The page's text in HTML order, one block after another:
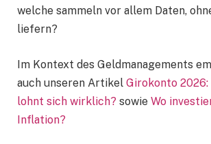
welche sammeln vor allem Daten,
liefern?
Im Kontext des Geldmanagements
auch unseren Artikel Girokonto
lohnt sich wirklich? sowie Wo
Inflation?